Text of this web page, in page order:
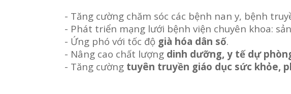
- Tăng cường chăm sóc các bệnh nan y, bệnh
- Phát triển mạng lưới bệnh viện chuyên khoa:
- Ứng phó với tốc độ già hóa dân số.
- Nâng cao chất lượng dinh dưỡng, y tế dự
- Tăng cường tuyên truyền giáo dục sức khỏe,